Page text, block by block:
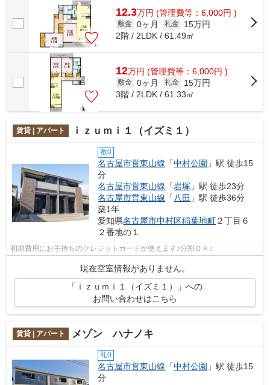
12.3万円 (管理費等：6,000円 )
敷金 0ヶ月 礼金
15万円
2階 / 2LDK / 61.49㎡
12万円 (管理費等：6,000円 )
敷金 0ヶ月 礼金
15万円
3階 / 2LDK / 61.33㎡
賃貸 | アパート ｉｚｕｍｉ１（イズミ１）
敷0
名古屋市営東山線 「中村公園 」駅 徒歩15
分
名古屋市営東山線 「岩塚 」駅 徒歩23分
名古屋市営東山線 「 八田 」駅 徒歩36分
築1年
愛知県名古屋市中村区稲葉地町２丁目６
２番地の１
初期費用にお手持ちのクレジットカードが使えます♪分割ＯＫ♪
現在空室情報がありません。
「ｉｚｕｍｉ１（イズミ１）」への
お問い合わせはこちら
賃貸 | アパート メゾン ハナノキ
礼0
名古屋市営東山線 「中村公園 」駅 徒歩15
分